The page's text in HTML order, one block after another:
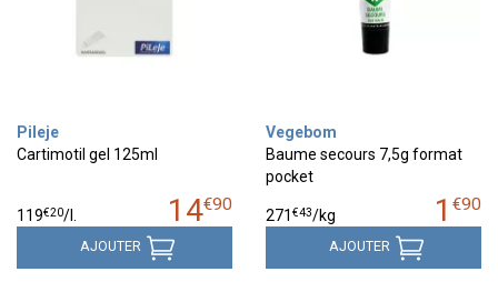
Pileje
Cartimotil gel 125ml
14€90
119€20/l.
AJOUTER
Vegebom
Baume secours 7,5g format
pocket
1 €90
271 €43/kg
AJOUTER